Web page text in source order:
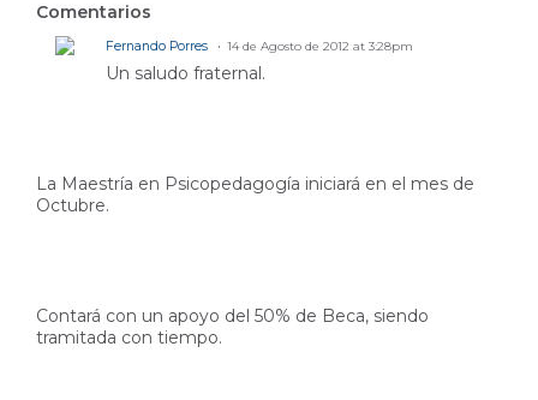
Comentarios
Fernando Porres 14 de Agosto de 2012 at 3:28pm
Un saludo fraternal.
La Maestría en Psicopedagogía iniciará en el mes de
Octubre.
Contará con un apoyo del 50% de Beca, siendo
tramitada con tiempo.